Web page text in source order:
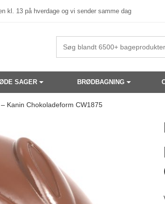
kl. 13 på hverdage og vi sender samme dag
SAGER BRØDBAGNING
Kanin Chokoladeform CW1875
disse produkter have